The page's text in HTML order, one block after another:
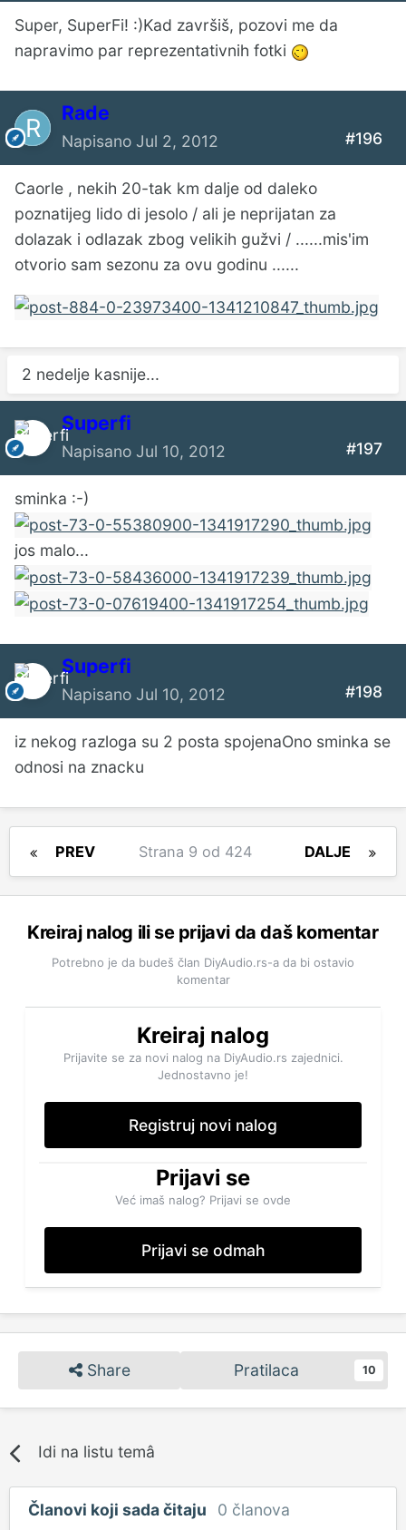
Super, SuperFi! :)Kad završiš, pozovi me da
napravimo par reprezentativnih fotki
Rade
Napisano Jul 2, 2012 #196
Caorle , nekih 20-tak km dalje od daleko
poznatijeg lido di jesolo / ali je neprijatan za
dolazak i odlazak zbog velikih gužvi / ......mis'im
otvorio sam sezonu za ovu godinu ......
2 nedelje kasnije...
Superfi
Napisano Jul 10, 2012 #197
sminka :-)
jos malo...
Superfi
Napisano Jul 10, 2012 #198
iz nekog razloga su 2 posta spojenaOno sminka se
odnosi na znacku
PREV DALJE
Strana 9 od 424
Kreiraj nalog ili se prijavi da daš komentar
Potrebno je da budeš član DiyAudio.rs-a da bi ostavio
komentar
Kreiraj nalog
Prijavite se za novi nalog na DiyAudio.rs zajednici.
Jednostavno je!
Registruj novi nalog
Prijavi se
Već imaš nalog? Prijavi se ovde
Prijavi se odmah
Share Pratilaca 10
Idi na listu temâ
Članovi koji sada čitaju 0 članova